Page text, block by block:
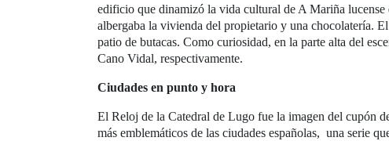
edificio que dinamizó la vida cultural de A Mariña lucense
albergaba la vivienda del propietario y una chocolatería.
patio de butacas. Como curiosidad, en la parte alta del
Cano Vidal, respectivamente.
Ciudades en punto y hora
El Reloj de la Catedral de Lugo fue la imagen del cupón
más emblemáticos de las ciudades españolas, una serie